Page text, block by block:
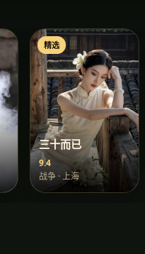
精选
三十而已
9.4
战争 ·上海